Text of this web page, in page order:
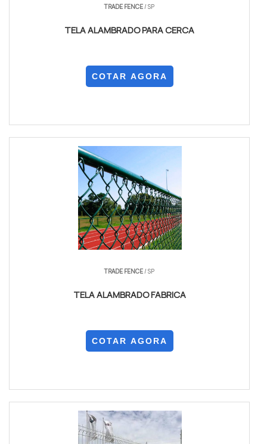
TRADE FENCE/ SP
TELA ALAMBRADO PARA CERCA
COTAR AGORA
TRADE FENCE/ SP
TELA ALAMBRADO FABRICA
COTAR AGORA